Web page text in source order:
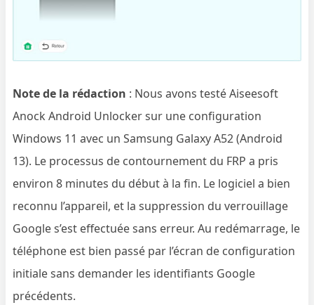
Note de la rédaction : Nous avons testé Aiseesoft
Anock Android Unlocker sur une configuration
Windows 11 avec un Samsung Galaxy A52 (Android
13). Le processus de contournement du FRP a pris
environ 8 minutes du début à la fin. Le logiciel a bien
reconnu l’appareil, et la suppression du verrouillage
Google s’est effectuée sans erreur. Au redémarrage, le
téléphone est bien passé par l’écran de configuration
initiale sans demander les identifiants Google
précédents.